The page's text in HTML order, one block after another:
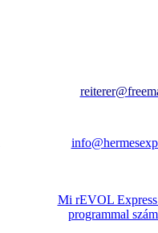
Mi rEVOL Express
programmal